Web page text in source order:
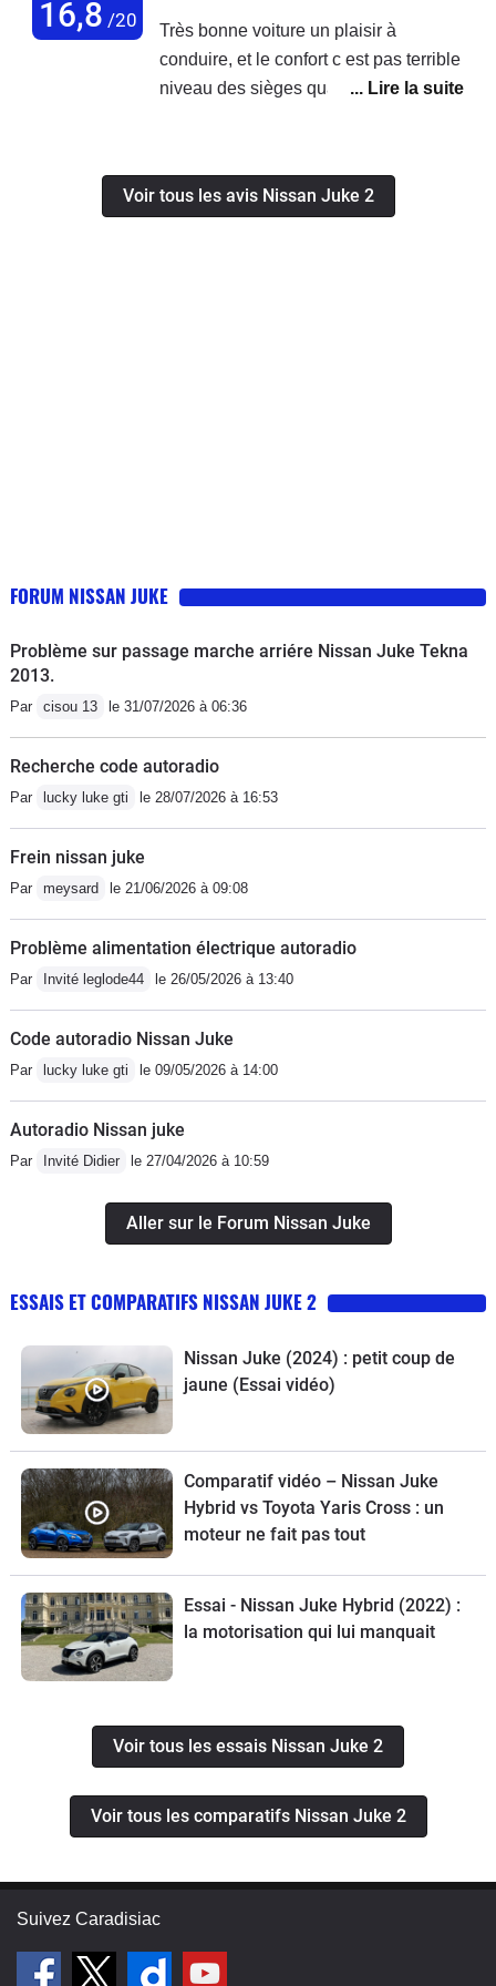
16,8 /20
Très bonne voiture un plaisir à
conduire, et le confort c est pas terrible
niveau des sièges quand on fait des
sa pousse bien j était étonné, y a
grand coffre pour un petit suv, et la
Voir tous les avis Nissan Juke 2
FORUM NISSAN JUKE
Problème sur passage marche arriére Nissan Juke Tekna
2013.
Par cisou 13 le 31/07/2026 à 06:36
Recherche code autoradio
Par lucky luke gti le 28/07/2026 à 16:53
Frein nissan juke
Par meysard le 21/06/2026 à 09:08
Problème alimentation électrique autoradio
Par Invité leglode44 le 26/05/2026 à 13:40
Code autoradio Nissan Juke
Par lucky luke gti le 09/05/2026 à 14:00
Autoradio Nissan juke
Par Invité Didier le 27/04/2026 à 10:59
Aller sur le Forum Nissan Juke
ESSAIS ET COMPARATIFS NISSAN JUKE 2
Nissan Juke (2024) : petit coup de
jaune (Essai vidéo)
Comparatif vidéo – Nissan Juke
Hybrid vs Toyota Yaris Cross : un
moteur ne fait pas tout
Essai - Nissan Juke Hybrid (2022) :
la motorisation qui lui manquait
Voir tous les essais Nissan Juke 2
Voir tous les comparatifs Nissan Juke 2
Suivez Caradisiac